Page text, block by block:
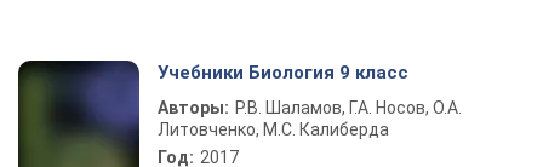
Учебники Биология 9 класс
Авторы: Р.В. Шаламов, Г.А. Носов, О.А.
Литовченко, М.С. Калиберда
Год: 2017